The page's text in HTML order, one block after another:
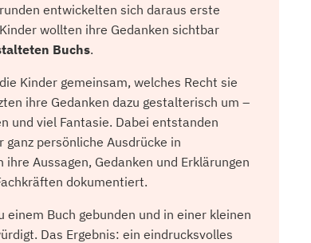
entwickelten sich daraus erste
wollten ihre Gedanken sichtbar
Buchs.
Kinder gemeinsam, welches Recht sie
ihre Gedanken dazu gestalterisch um –
und viel Fantasie. Dabei entstanden
ganz persönliche Ausdrücke in
Aussagen, Gedanken und Erklärungen
dokumentiert.
einem Buch gebunden und in einer kleinen
Das Ergebnis: ein eindrucksvolles